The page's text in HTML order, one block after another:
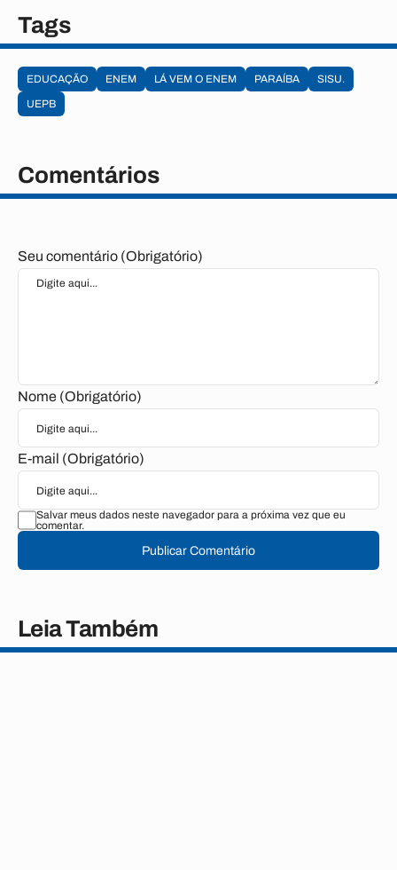
Tags
EDUCAÇÃO ENEM LÁ VEM O ENEM PARAÍBA
SISU.
UEPB
Comentários
Seu comentário (Obrigatório)
Nome (Obrigatório)
E-mail (Obrigatório)
Salvar meus dados neste navegador para a próxima vez que eu
comentar.
Publicar Comentário
Leia Também